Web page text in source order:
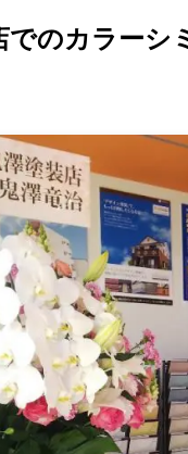
でのカラーシ